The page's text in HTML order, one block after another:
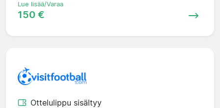
Lue lisää/Varaa
150 €
Ottelulippu sisältyy